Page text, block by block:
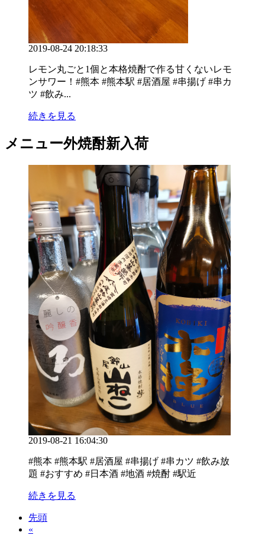
2019-08-24 20:18:33
レモン丸ごと1個と本格焼酎で作る甘くないレモ
ンサワー！#熊本 #熊本駅 #居酒屋 #串揚げ #串カ
ツ #飲み...
続きを見る
メニュー外焼酎新入荷
2019-08-21 16:04:30
#熊本 #熊本駅 #居酒屋 #串揚げ #串カツ #飲み放
題 #おすすめ #日本酒 #地酒 #焼酎 #駅近
続きを見る
先頭
«